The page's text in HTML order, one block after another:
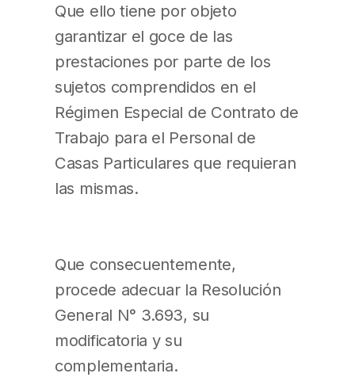
Que ello tiene por objeto
garantizar el goce de las
prestaciones por parte de los
sujetos comprendidos en el
Régimen Especial de Contrato de
Trabajo para el Personal de
Casas Particulares que requieran
las mismas.
Que consecuentemente,
procede adecuar la Resolución
General N° 3.693, su
modificatoria y su
complementaria.